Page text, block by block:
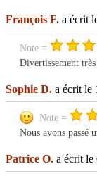
François F. a écrit
Note =
Divertissement
Sophie D. a écrit le
Note =
Nous avons passé
Patrice O. a écrit le